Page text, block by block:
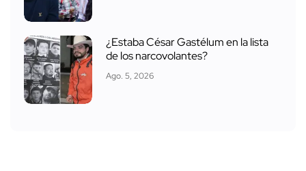
¿Estaba César Gastélum en la lista
de los narcovolantes?
Ago. 5, 2026